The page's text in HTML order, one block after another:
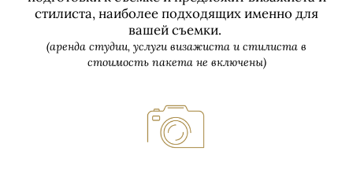
стилиста, наиболее подходящих именно для
вашей съемки.
(аренда студии, услуги визажиста и стилиста в
стоимость пакета не включены)